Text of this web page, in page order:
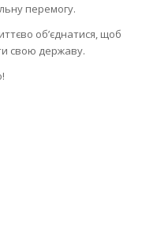
перемогу.
об’єднатися, щоб
свою державу.